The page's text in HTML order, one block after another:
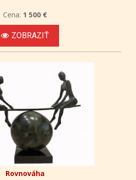
Cena: 1 500 €
ZOBRAZIŤ
Rovnováha